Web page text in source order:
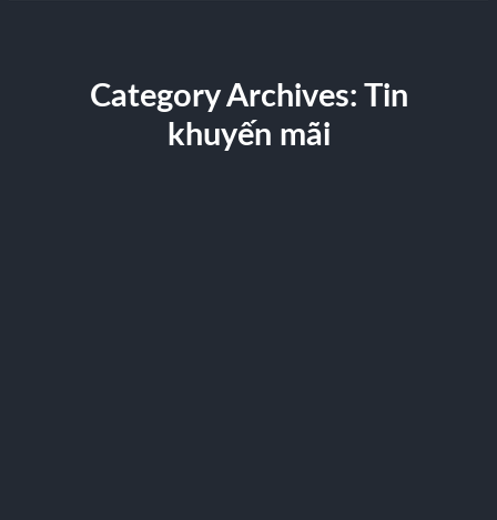
Category Archives: Tin
khuyến mãi